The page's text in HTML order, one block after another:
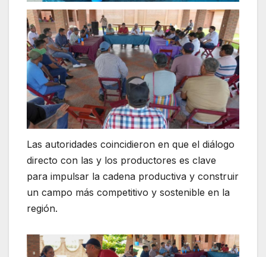
Las autoridades coincidieron en que el diálogo
directo con las y los productores es clave
para impulsar la cadena productiva y construir
un campo más competitivo y sostenible en la
región.